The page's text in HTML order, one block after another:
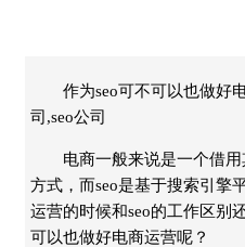
作为seo可不可以也做好
司,seo公司
电商一般来说是一个借
方式，而seo是基于搜索引擎
运营的时候和seo的工作区别
可以也做好电商运营呢？